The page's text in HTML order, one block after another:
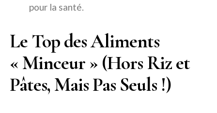
pour la santé.
Le Top des Aliments
« Minceur » (Hors Riz et
Pâtes, Mais Pas Seuls !)